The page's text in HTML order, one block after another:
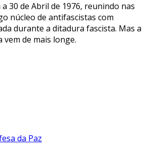
30 de Abril de 1976, reunindo nas
núcleo de antifascistas com
durante a ditadura fascista. Mas a
de mais longe.
da Paz